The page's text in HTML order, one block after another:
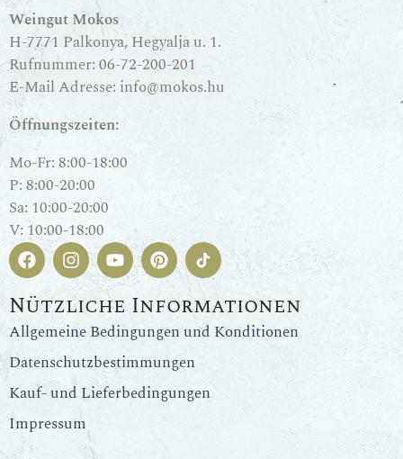
Weingut Mokos
H-7771 Palkonya, Hegyalja u. 1.
Rufnummer:06-72-200-201
E-Mail Adresse: info@mokos.hu
Öffnungszeiten:
Mo-Fr: 8:00-18:00
P: 8:00-20:00
Sa: 10:00-20:00
V: 10:00-18:00
Nützliche Informationen
Allgemeine Bedingungen und Konditionen
Datenschutzbestimmungen
Kauf- und Lieferbedingungen
Impressum